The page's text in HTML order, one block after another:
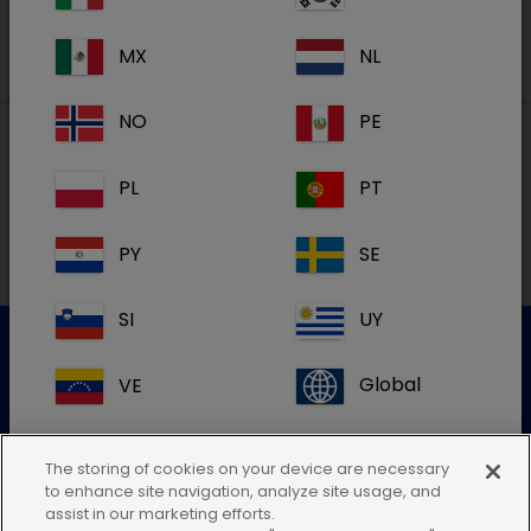
Lokale adressen in België
Klantenservice
Gelieve onze klantenservice te contacteren voor meer
info
MX NL
NO PE
PL PT
PY SE
SI UY
VE Global
The storing of cookies on your device are necessary
to enhance site navigation, analyze site usage, and
assist in our marketing efforts.